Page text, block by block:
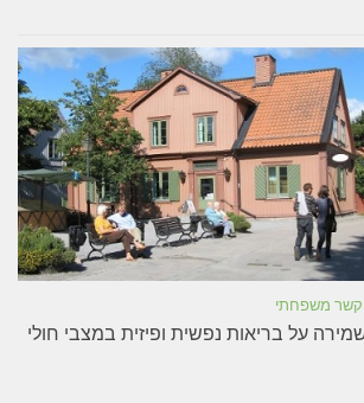
קשר משפחתי
על בריאות נפשית ופיזית במצבי חולי